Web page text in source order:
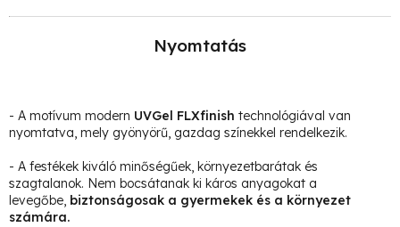
Nyomtatás
- A motívum modern UVGel FLXfinish technológiával van
nyomtatva, mely gyönyörű, gazdag színekkel rendelkezik.
- A festékek kiváló minőségűek, környezetbarátak és
szagtalanok. Nem bocsátanak ki káros anyagokat a
levegőbe, biztonságosak a gyermekek és a környezet
számára.